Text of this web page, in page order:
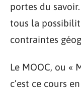
portes du
tous la
contraintes
Le MOOC, ou «
c’est ce cours